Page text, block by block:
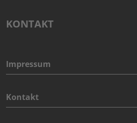
KONTAKT
Impressum
Kontakt